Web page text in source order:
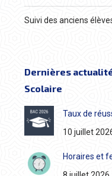
Suivi des anciens
Dernières
Scolaire
Taux de
10 juillet
Horaires et